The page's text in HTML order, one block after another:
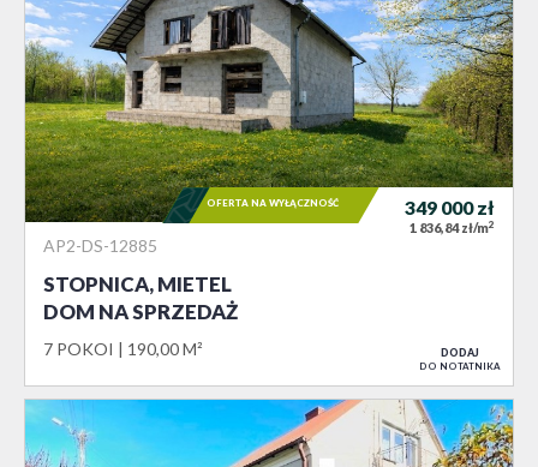
AP2-DS-12885
STOPNICA, MIETEL
DOM NA SPRZEDAŻ
7 POKOI 190,00 M²
349 000zł
1 836,84 zł/m2
OFERTA NA WYŁĄCZNOŚĆ
DODAJ
DO NOTATNIKA